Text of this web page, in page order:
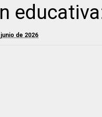
de 2026